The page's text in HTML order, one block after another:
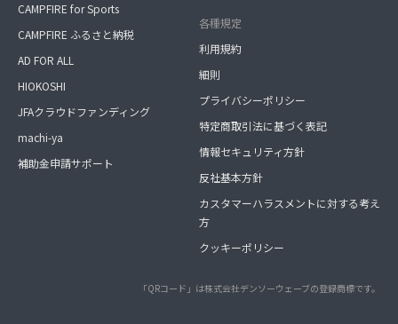
CAMPFIRE for Sports
CAMPFIRE ふるさと納税
AD FOR ALL
HIOKOSHI
JFAクラウドファンディング
machi-ya
補助金申請サポート
各種規定
利用規約
細則
プライバシーポリシー
特定商取引法に基づく表記
情報セキュリティ方針
反社基本方針
カスタマーハラスメントに対する考え
方
クッキーポリシー
「QRコード」は株式会社デンソーウェーブの登録商標です。